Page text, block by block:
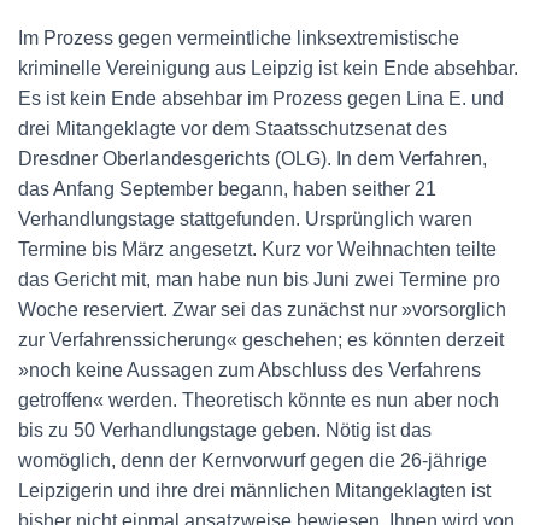
Im Prozess gegen vermeintliche linksextremistische
kriminelle Vereinigung aus Leipzig ist kein Ende absehbar.
Es ist kein Ende absehbar im Prozess gegen Lina E. und
drei Mitangeklagte vor dem Staatsschutzsenat des
Dresdner Oberlandesgerichts (OLG). In dem Verfahren,
das Anfang September begann, haben seither 21
Verhandlungstage stattgefunden. Ursprünglich waren
Termine bis März angesetzt. Kurz vor Weihnachten teilte
das Gericht mit, man habe nun bis Juni zwei Termine pro
Woche reserviert. Zwar sei das zunächst nur »vorsorglich
zur Verfahrenssicherung« geschehen; es könnten derzeit
»noch keine Aussagen zum Abschluss des Verfahrens
getroffen« werden. Theoretisch könnte es nun aber noch
bis zu 50 Verhandlungstage geben. Nötig ist das
womöglich, denn der Kernvorwurf gegen die 26-jährige
Leipzigerin und ihre drei männlichen Mitangeklagten ist
bisher nicht einmal ansatzweise bewiesen. Ihnen wird von